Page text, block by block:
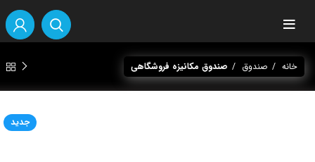
خانه صندوق صندوق مکانیزه فروشگاهی
جدید
آماده پاسخگویی به سوالات شما هستیم!
سلام، چطور میتونم کمکتون کنم؟